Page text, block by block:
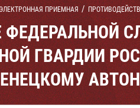
ЭЛЕКТРОННАЯ ПРИЕМНАЯ
ФЕДЕРАЛЬНОЙ
ГВАРДИИ